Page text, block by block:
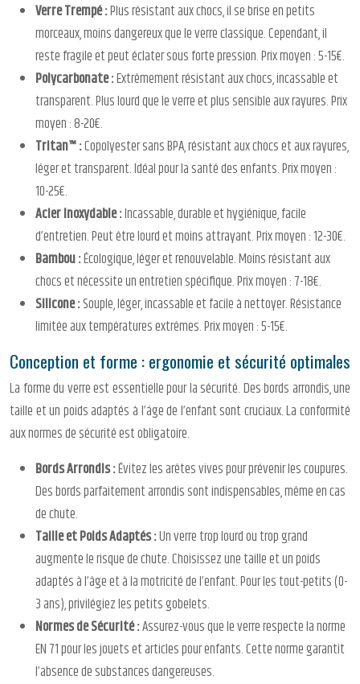
Verre Trempé :Plus résistant aux chocs, il se brise en petits
morceaux, moins dangereux que le verre classique. Cependant, il
reste fragile et peut éclater sous forte pression. Prix moyen : 5-15€.
Polycarbonate :Extrêmement résistant aux chocs, incassable et
transparent. Plus lourd que le verre et plus sensible aux rayures. Prix
moyen : 8-20€.
Tritan™ :Copolyester sans BPA, résistant aux chocs et aux rayures,
léger et transparent. Idéal pour la santé des enfants. Prix moyen :
10-25€.
Acier Inoxydable :Incassable, durable et hygiénique, facile
d’entretien. Peut être lourd et moins attrayant. Prix moyen : 12-30€.
Bambou :Écologique, léger et renouvelable. Moins résistant aux
chocs et nécessite un entretien spécifique. Prix moyen : 7-18€.
Silicone :Souple, léger, incassable et facile à nettoyer. Résistance
limitée aux températures extrêmes. Prix moyen : 5-15€.
Conception et forme : ergonomie et sécurité optimales
La forme du verre est essentielle pour la sécurité. Des bords arrondis, une
taille et un poids adaptés à l’âge de l’enfant sont cruciaux. La conformité
aux normes de sécurité est obligatoire.
Bords Arrondis :Évitez les arêtes vives pour prévenir les coupures.
Des bords parfaitement arrondis sont indispensables, même en cas
de chute.
Taille et Poids Adaptés :Un verre trop lourd ou trop grand
augmente le risque de chute. Choisissez une taille et un poids
adaptés à l’âge et à la motricité de l’enfant. Pour les tout-petits (0-
3 ans), privilégiez les petits gobelets.
Normes de Sécurité :Assurez-vous que le verre respecte la norme
EN 71 pour les jouets et articles pour enfants. Cette norme garantit
l’absence de substances dangereuses.